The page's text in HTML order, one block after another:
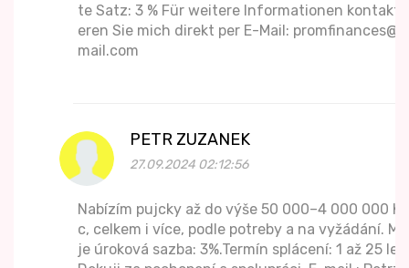
te Satz: 3 % Für weitere Informationen kontakti
eren Sie mich direkt per E-Mail: promfinances@g
mail.com
PETR ZUZANEK
27.09.2024 02:12:56
Nabízím pujcky až do výše 50 000–4 000 000 K
c, celkem i více, podle potreby a na vyžádání. Mo
je úroková sazba: 3%.Termín splácení: 1 až 25 let.